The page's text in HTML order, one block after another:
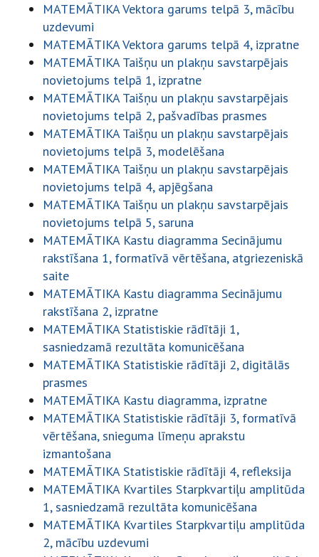
MATEMĀTIKA Vektora garums telpā 3, mācību
uzdevumi
MATEMĀTIKA Vektora garums telpā 4, izpratne
MATEMĀTIKA Taišņu un plakņu savstarpējais
novietojums telpā 1, izpratne
MATEMĀTIKA Taišņu un plakņu savstarpējais
novietojums telpā 2, pašvadības prasmes
MATEMĀTIKA Taišņu un plakņu savstarpējais
novietojums telpā 3, modelēšana
MATEMĀTIKA Taišņu un plakņu savstarpējais
novietojums telpā 4, apjēgšana
MATEMĀTIKA Taišņu un plakņu savstarpējais
novietojums telpā 5, saruna
MATEMĀTIKA Kastu diagramma Secinājumu
rakstīšana 1, formatīvā vērtēšana, atgriezeniskā
saite
MATEMĀTIKA Kastu diagramma Secinājumu
rakstīšana 2, izpratne
MATEMĀTIKA Statistiskie rādītāji 1,
sasniedzamā rezultāta komunicēšana
MATEMĀTIKA Statistiskie rādītāji 2, digitālās
prasmes
MATEMĀTIKA Kastu diagramma, izpratne
MATEMĀTIKA Statistiskie rādītāji 3, formatīvā
vērtēšana, snieguma līmeņu aprakstu
izmantošana
MATEMĀTIKA Statistiskie rādītāji 4, refleksija
MATEMĀTIKA Kvartiles Starpkvartiļu amplitūda
1, sasniedzamā rezultāta komunicēšana
MATEMĀTIKA Kvartiles Starpkvartiļu amplitūda
2, mācību uzdevumi